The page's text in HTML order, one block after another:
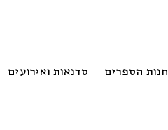
חנות הספרים סדנאות ואירועים